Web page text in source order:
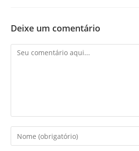
Deixe um comentário
Comentário
Digite
seu